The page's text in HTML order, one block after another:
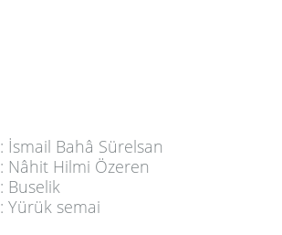
: İsmail Bahâ Sürelsan
: Nâhit Hilmi Özeren
: Buselik
: Yürük semai